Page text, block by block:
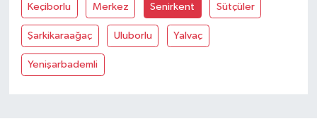
Keçiborlu Merkez Senirkent Sütçüler
Şarkikaraağaç Uluborlu Yalvaç
Yenişarbademli